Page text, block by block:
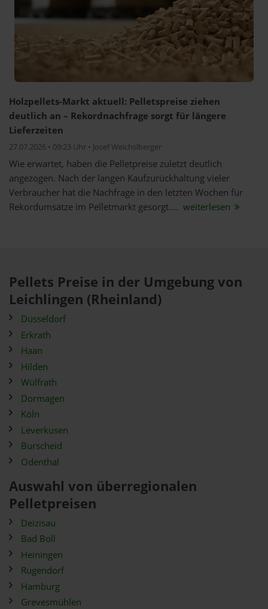
Holzpellets-Markt aktuell: Pelletspreise ziehen
deutlich an – Rekordnachfrage sorgt für längere
Lieferzeiten
27.07.2026 • 09:23 Uhr • Josef Weichslberger
Wie erwartet, haben die Pelletpreise zuletzt deutlich
angezogen. Nach der langen Kaufzurückhaltung vieler
Verbraucher hat die Nachfrage in den letzten Wochen für
Rekordumsätze im Pelletmarkt gesorgt.... weiterlesen
Pellets Preise in der Umgebung von
Leichlingen (Rheinland)
Düsseldorf
Erkrath
Haan
Hilden
Wülfrath
Dormagen
Köln
Leverkusen
Burscheid
Odenthal
Auswahl von überregionalen
Pelletpreisen
Deizisau
Bad Boll
Heiningen
Rugendorf
Hamburg
Grevesmühlen